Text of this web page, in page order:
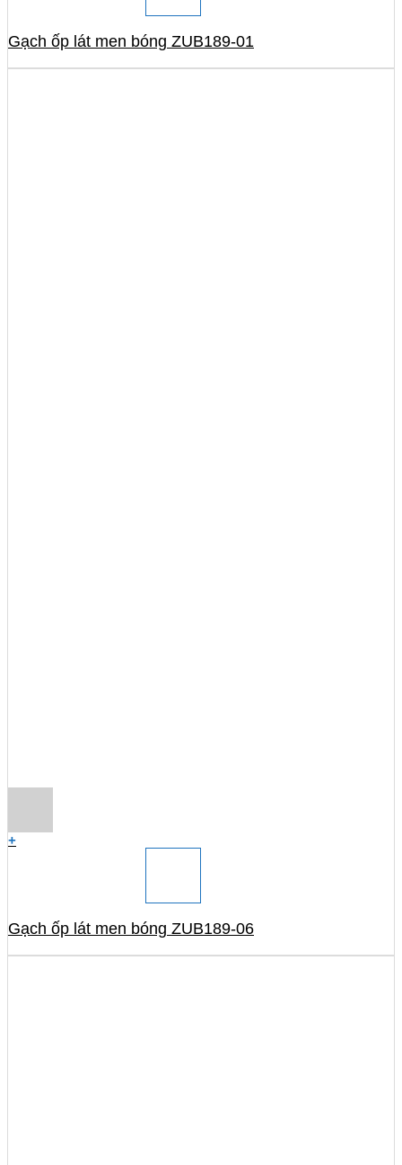
Gạch ốp lát men bóng ZUB189-01
+
Gạch ốp lát men bóng ZUB189-06